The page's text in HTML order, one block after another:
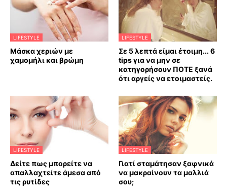
LIFESTYLE
Mάσκα χεριών με
χαμομήλι και βρώμη
LIFESTYLE
Σε 5 λεπτά είμαι έτοιμη... 6
tips για να μην σε
κατηγορήσουν ΠΟΤΕ ξανά
ότι αργείς να ετοιμαστείς.
LIFESTYLE
Δείτε πως μπορείτε να
απαλλαχτείτε άμεσα από
τις ρυτίδες
LIFESTYLE
Γιατί σταμάτησαν ξαφνικά
να μακραίνουν τα μαλλιά
σου;